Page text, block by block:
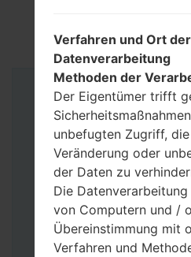
Verfahren und Ort der
Datenverarbeitung
Methoden der
Der Eigentümer trifft
unbefugten Zugriff,
Veränderung oder
der Daten zu
Die
von Computern und /
Übereinstimmung mit
Verfahren und